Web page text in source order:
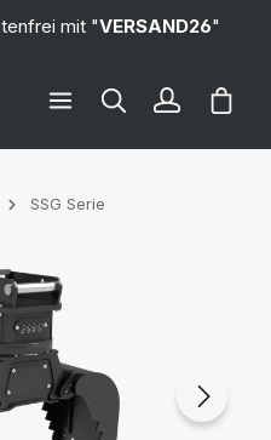
mit "VERSAND26"
SSG Serie